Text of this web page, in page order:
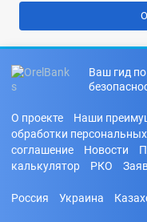
Ваш гид
О проекте Наши
обработки
соглашение
Новости
калькулятор
РКО
Россия Украина